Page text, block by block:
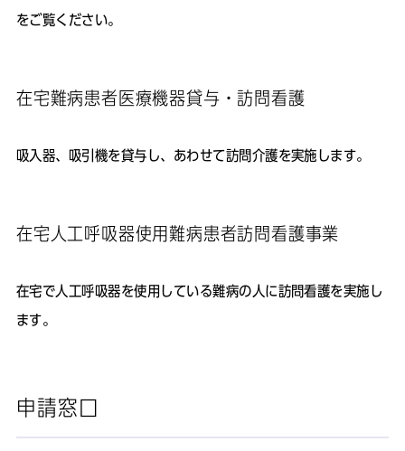
をご覧ください。
在宅難病患者医療機器貸与・訪問看護
吸入器、吸引機を貸与し、あわせて訪問介護を実施します。
在宅人工呼吸器使用難病患者訪問看護事業
在宅で人工呼吸器を使用している難病の人に訪問看護を実施し
ます。
申請窓口